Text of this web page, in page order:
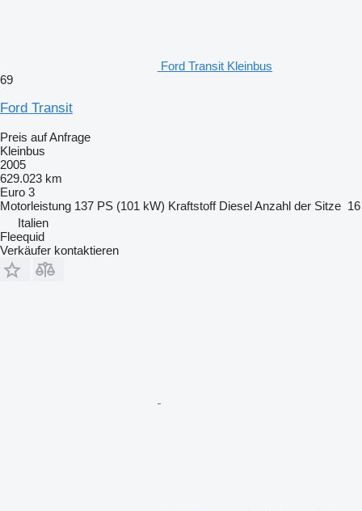
Ford Transit Kleinbus
69
Ford Transit
Preis auf Anfrage
Kleinbus
2005
629.023 km
Euro 3
Motorleistung 137 PS (101 kW) Kraftstoff DieselAnzahl der Sitze 16
Italien
Fleequid
Verkäufer kontaktieren